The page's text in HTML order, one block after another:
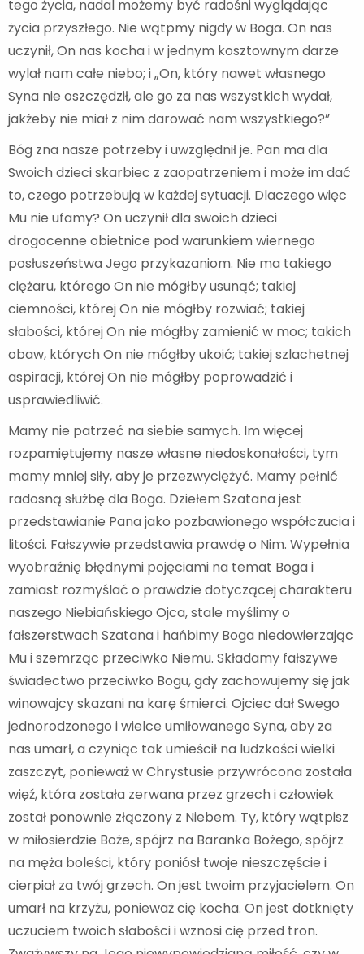
tego życia, nadal możemy być radośni wyglądając
życia przyszłego. Nie wątpmy nigdy w Boga. On nas
uczynił, On nas kocha i w jednym kosztownym darze
wylał nam całe niebo; i „On, który nawet własnego
Syna nie oszczędził, ale go za nas wszystkich wydał,
jakżeby nie miał z nim darować nam wszystkiego?”
Bóg zna nasze potrzeby i uwzględnił je. Pan ma dla
Swoich dzieci skarbiec z zaopatrzeniem i może im dać
to, czego potrzebują w każdej sytuacji. Dlaczego więc
Mu nie ufamy? On uczynił dla swoich dzieci
drogocenne obietnice pod warunkiem wiernego
posłuszeństwa Jego przykazaniom. Nie ma takiego
ciężaru, którego On nie mógłby usunąć; takiej
ciemności, której On nie mógłby rozwiać; takiej
słabości, której On nie mógłby zamienić w moc; takich
obaw, których On nie mógłby ukoić; takiej szlachetnej
aspiracji, której On nie mógłby poprowadzić i
usprawiedliwić.
Mamy nie patrzeć na siebie samych. Im więcej
rozpamiętujemy nasze własne niedoskonałości, tym
mamy mniej siły, aby je przezwyciężyć. Mamy pełnić
radosną służbę dla Boga. Dziełem Szatana jest
przedstawianie Pana jako pozbawionego współczucia i
litości. Fałszywie przedstawia prawdę o Nim. Wypełnia
wyobraźnię błędnymi pojęciami na temat Boga i
zamiast rozmyślać o prawdzie dotyczącej charakteru
naszego Niebiańskiego Ojca, stale myślimy o
fałszerstwach Szatana i hańbimy Boga niedowierzając
Mu i szemrząc przeciwko Niemu. Składamy fałszywe
świadectwo przeciwko Bogu, gdy zachowujemy się jak
winowajcy skazani na karę śmierci. Ojciec dał Swego
jednorodzonego i wielce umiłowanego Syna, aby za
nas umarł, a czyniąc tak umieścił na ludzkości wielki
zaszczyt, ponieważ w Chrystusie przywrócona została
więź, która została zerwana przez grzech i człowiek
został ponownie złączony z Niebem. Ty, który wątpisz
w miłosierdzie Boże, spójrz na Baranka Bożego, spójrz
na męża boleści, który poniósł twoje nieszczęście i
cierpiał za twój grzech. On jest twoim przyjacielem. On
umarł na krzyżu, ponieważ cię kocha. On jest dotknięty
uczuciem twoich słabości i wznosi cię przed tron.